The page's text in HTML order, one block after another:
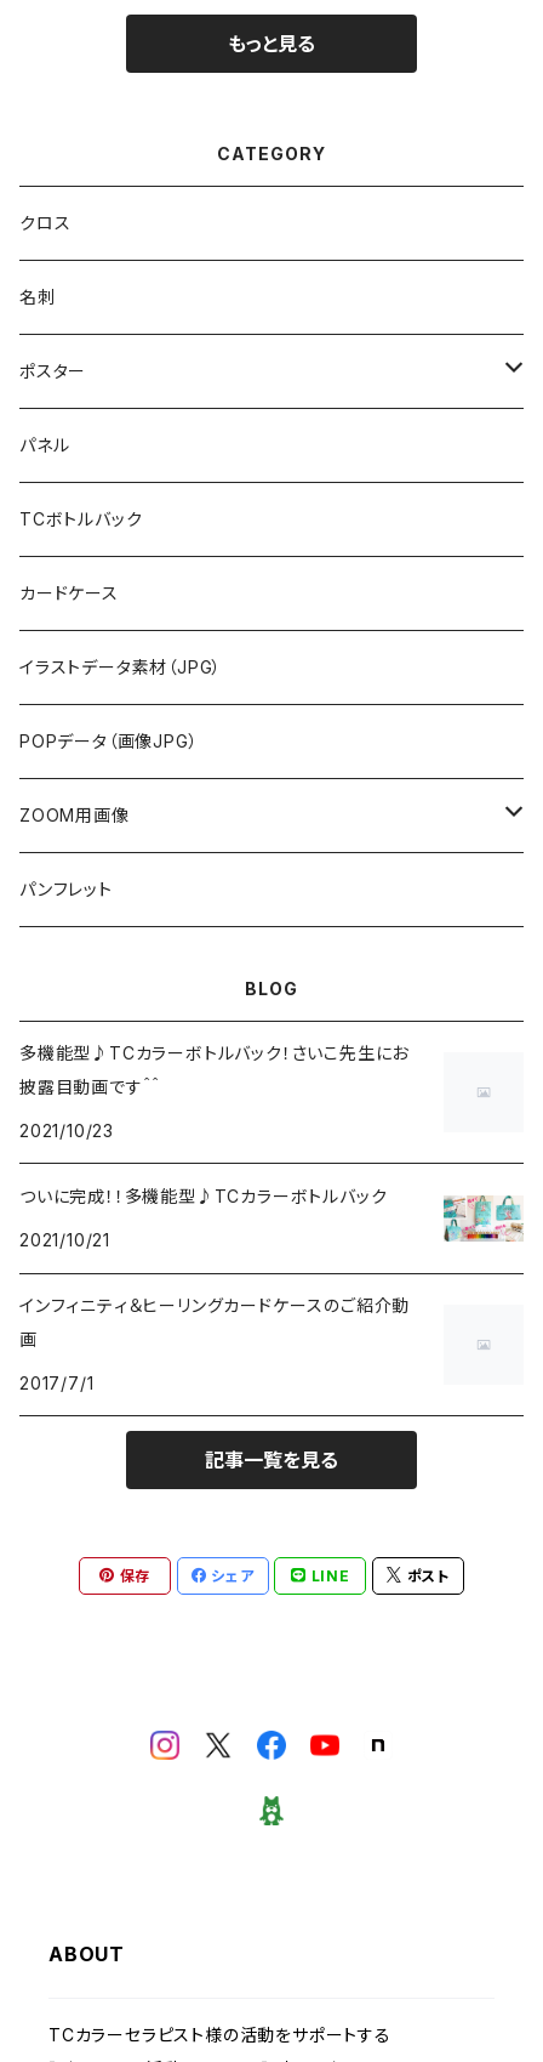
もっと見る
CATEGORY
クロス
名刺
ポスター
布地
紙
パネル
TCボトルバック
カードケース
イラストデータ素材（JPG）
POPデータ（画像JPG）
ZOOM用画像
画像データ
パンフレット
BLOG
多機能型♪TCカラーボトルバック！さいこ先生にお
披露目動画です＾＾
2021/10/23
ついに完成！！多機能型♪TCカラーボトルバック
2021/10/21
インフィニティ＆ヒーリングカードケースのご紹介動
画
2017/7/1
記事一覧を見る
保存 シェア LINE ポスト
ABOUT
TCカラーセラピスト様の活動をサポートする